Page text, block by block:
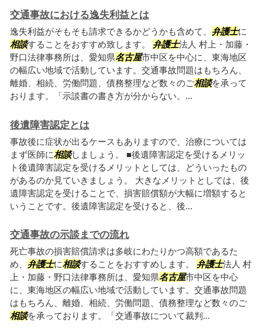
交通事故における逸失利益とは
逸失利益がそもそも請求できるかどうかも含めて、 弁護士に
相談することをおすすめ致します。 弁護士法人 村上・加藤・
野口法律事務所は、愛知県名古屋市中区を中心に、東海地区
の幅広い地域で活動しています。交通事故問題はもちろん、
離婚、相続、労働問題、債務整理など数々のご相談を承って
おります。「示談書の書き方が分からない。...
後遺障害認定とは
事故後に症状が出るケースもありますので、治療については
まず医師に相談しましょう。 ■後遺障害認定を受けるメリッ
ト後遺障害認定を受けるメリットとしては、どういったもの
があるのか見ていきましょう。 大きなメリットとしては、後
遺障害認定を受けることで、損害賠償額が大幅に増額すると
いうことです。後遺障害認定を受けると、後...
交通事故の示談までの流れ
死亡事故の損害賠償請求は多岐にわたりかつ高額であるた
め、 弁護士に相談することをおすすめします。 弁護士法人 村
上・加藤・野口法律事務所は、愛知県名古屋市中区を中心
に、東海地区の幅広い地域で活動しています。交通事故問題
はもちろん、離婚、相続、労働問題、債務整理など数々のご
相談を承っております。「交通事故について裁判...